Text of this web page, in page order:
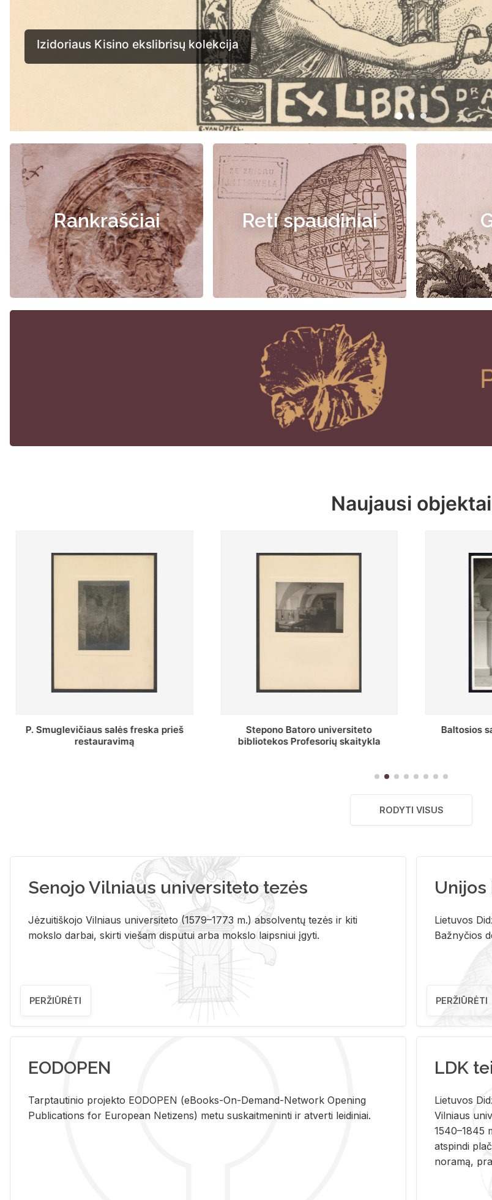
Rankraščiai Reti spaudiniai
Naujausi objektai
Stepono Batoro universiteto
bibliotekos Profesorių skaitykla
Baltosios salės bendras vaizdas
Stepono
RODYTI VISUS
Senojo Vilniaus universiteto tezės
Jėzuitiškojo Vilniaus universiteto (1579–1773 m.) absolventų tezės ir kiti
mokslo darbai, skirti viešam disputui arba mokslo laipsniui įgyti.
PERŽIŪRĖTI
Lietuvos
Bažnyčios
PERŽIŪRĖTI
EODOPEN
Tarp­tau­ti­nio pro­jek­to EO­DO­PEN (eBo­oks-On-De­mand-Ne­twork Ope­ning
Pub­li­ca­tions for Eu­ro­pe­an Ne­ti­zens) metu su­skait­me­nin­ti ir at­ver­ti lei­di­niai.
LDK
Lie­tu­vos
Vil­niaus
1540–1845
at­spin­di
no­ra­mą,